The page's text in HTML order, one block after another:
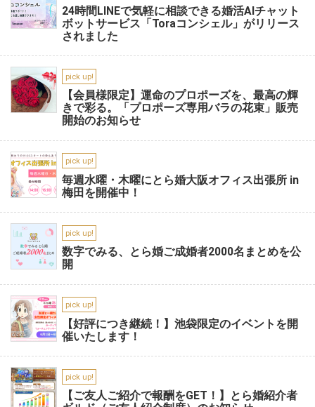
24時間LINEで気軽に相談できる婚活AIチャット
ボットサービス「Toraコンシェル」がリリース
されました
pick up!
【会員様限定】運命のプロポーズを、最高の輝
きで彩る。「プロポーズ専用バラの花束」販売
開始のお知らせ
pick up!
毎週水曜・木曜にとら婚大阪オフィス出張所 in
梅田を開催中！
pick up!
数字でみる、とら婚ご成婚者2000名まとめを公
開
pick up!
【好評につき継続！】池袋限定のイベントを開
催いたします！
pick up!
【ご友人ご紹介で報酬をGET！】とら婚紹介者